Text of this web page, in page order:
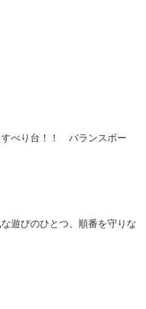
すべり台！！ バランスボー
遊びのひとつ、順番を守りな